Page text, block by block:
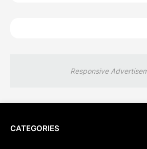
Responsive
CATEGORIES